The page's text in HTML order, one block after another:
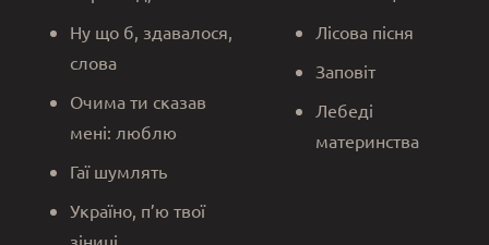
Ну що б, здавалося,
слова
Очима ти сказав
мені: люблю
Гаї шумлять
Україно, п’ю твої
зіниці
Лісова пісня
Заповіт
Лебеді
материнства